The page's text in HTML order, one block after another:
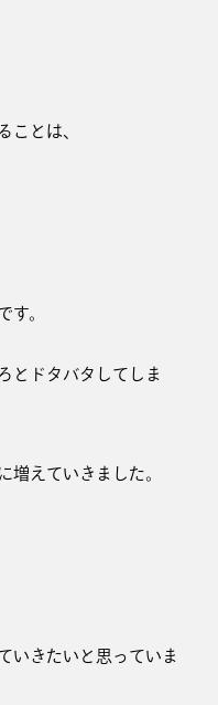
ことは、
す。
とドタバタしてしま
増えていきました。
いきたいと思っていま